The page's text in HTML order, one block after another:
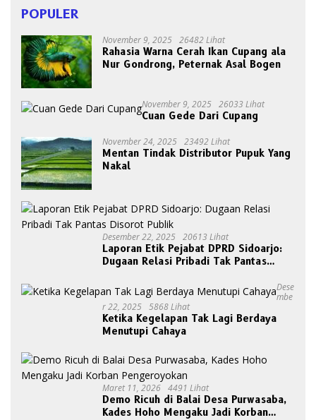
POPULER
November 9, 2025 26482 Lihat
Rahasia Warna Cerah Ikan Cupang ala
Nur Gondrong, Peternak Asal Bogen
November 9, 2025 26033 Lihat
Cuan Gede Dari Cupang
November 24, 2025 23492 Lihat
Mentan Tindak Distributor Pupuk Yang
Nakal
Desember 22, 2025 20613 Lihat
Laporan Etik Pejabat DPRD Sidoarjo:
Dugaan Relasi Pribadi Tak Pantas
Dese
Mbe
R 22, 2025 5868 Lihat
Ketika Kegelapan Tak Lagi Berdaya
Menutupi Cahaya
Maret 11, 2026 4491 Lihat
Demo Ricuh di Balai Desa Purwasaba,
Kades Hoho Mengaku Jadi Korban